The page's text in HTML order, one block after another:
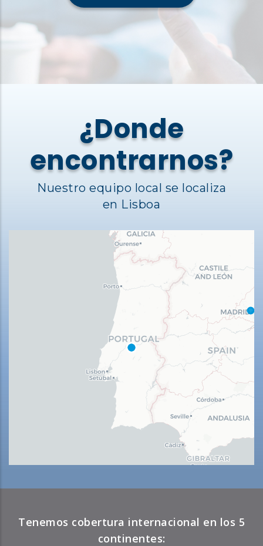
¿Donde
encontrarnos?
Nuestro equipo local se localiza
en Lisboa
Tenemos cobertura internacional en los 5
continentes: